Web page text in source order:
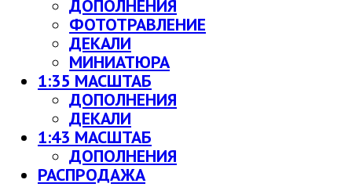
ДОПОЛНЕНИЯ
ФОТОТРАВЛЕНИЕ
ДЕКАЛИ
МИНИАТЮРА
1:35 МАСШТАБ
ДОПОЛНЕНИЯ
ДЕКАЛИ
1:43 МАСШТАБ
ДОПОЛНЕНИЯ
РАСПРОДАЖА